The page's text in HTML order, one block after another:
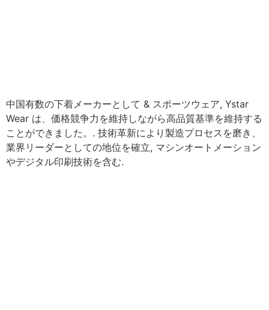
中国有数の下着メーカーとして & スポーツウェア, Ystar
Wear は、価格競争力を維持しながら高品質基準を維持する
ことができました。. 技術革新により製造プロセスを磨き、
業界リーダーとしての地位を確立, マシンオートメーション
やデジタル印刷技術を含む.